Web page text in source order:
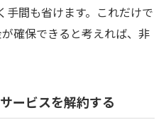
手間も省けます。これだけで
確保できると考えれば、非
ービスを解約する